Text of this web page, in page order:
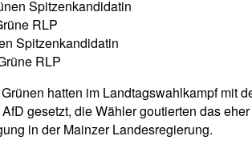
Spitzenkandidatin
RLP
hatten im Landtagswahlkampf mit
gesetzt, die Wähler goutierten das
in der Mainzer Landesregierung.